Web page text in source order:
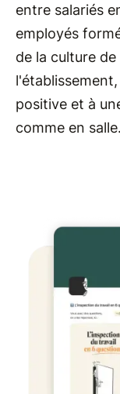
entre salariés
employés
de la culture
positive et à
comme en salle.